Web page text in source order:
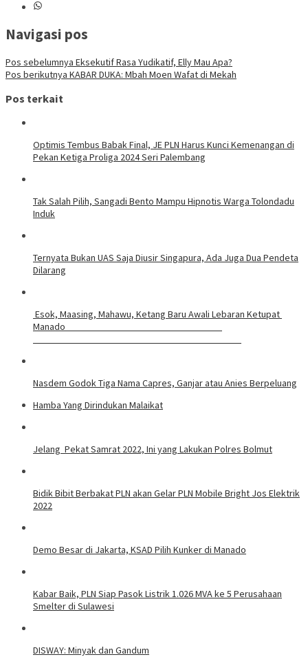
Navigasi pos
Pos sebelumnya Eksekutif Rasa Yudikatif, Elly Mau Apa?
Pos berikutnya KABAR DUKA: Mbah Moen Wafat di Mekah
Pos terkait
Optimis Tembus Babak Final, JE PLN Harus Kunci Kemenangan di
Pekan Ketiga Proliga 2024 Seri Palembang
Tak Salah Pilih, Sangadi Bento Mampu Hipnotis Warga Tolondadu
Induk
Ternyata Bukan UAS Saja Diusir Singapura, Ada Juga Dua Pendeta
Dilarang
Esok, Maasing, Mahawu, Ketang Baru Awali Lebaran Ketupat
Manado
Nasdem Godok Tiga Nama Capres, Ganjar atau Anies Berpeluang
Hamba Yang Dirindukan Malaikat
Jelang Pekat Samrat 2022, Ini yang Lakukan Polres Bolmut
Bidik Bibit Berbakat PLN akan Gelar PLN Mobile Bright Jos Elektrik
2022
Demo Besar di Jakarta, KSAD Pilih Kunker di Manado
Kabar Baik, PLN Siap Pasok Listrik 1.026 MVA ke 5 Perusahaan
Smelter di Sulawesi
DISWAY: Minyak dan Gandum